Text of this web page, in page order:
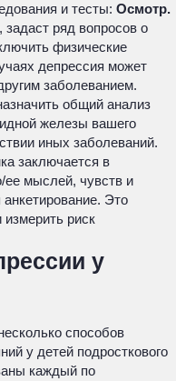
и тесты: Осмотр.
ряд вопросов о
физические
депрессия может
заболеванием.
общий анализ
железы вашего
иных заболеваний.
заключается в
ее мыслей, чувств и
Это
измерить риск
у
способов
у детей подросткового
каждый по